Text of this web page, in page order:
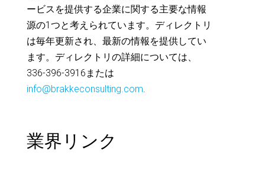
ービスを提供する企業に関する主要な情報
源の1つと考えられています。ディレクトリ
は毎年更新され、最新の情報を提供してい
ます。ディレクトリの詳細については、
336-396-3916または
info@brakkeconsulting.com.
業界リンク